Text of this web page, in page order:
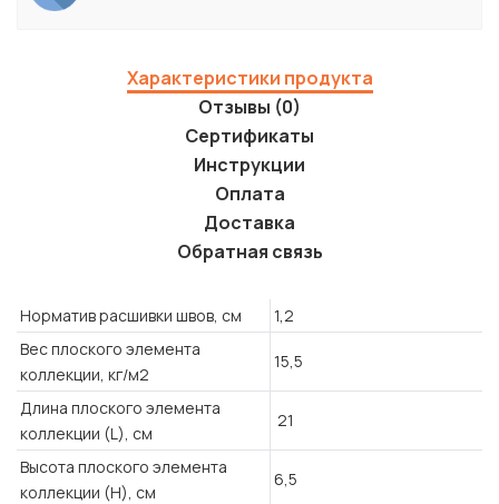
Характеристики продукта
Отзывы (0)
Сертификаты
Инструкции
Оплата
Доставка
Обратная связь
Норматив расшивки швов, см
1,2
Вес плоского элемента
коллекции, кг/м2
15,5
Длина плоского элемента
коллекции (L), см
21
Высота плоского элемента
коллекции (H), см
6,5